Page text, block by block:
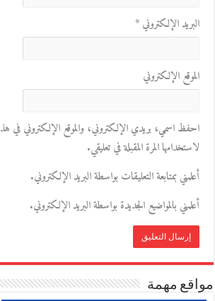
البريد الإلكتروني*
الموقع الإلكتروني
احفظ اسمي، بريدي الإلكتروني، والموقع الإلكتروني في
لاستخدامها المرة المقبلة في تعليقي.
أعلمني بمتابعة التعليقات بواسطة البريد الإلكتروني.
أعلمني بالمواضيع الجديدة بواسطة البريد الإلكتروني.
مواقع مهمة